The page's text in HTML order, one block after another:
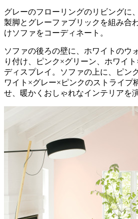
グレーのフローリングのリビングに
製脚とグレーファブリックを組み合
けソファをコーディネート。
ソファの後ろの壁に、ホワイトのウ
り付け、ピンク×グリーン、ホワイ
ディスプレイ。ソファの上に、ピン
ワイト×グレー×ピンクのストライプ
せ、暖かくおしゃれなインテリアを演